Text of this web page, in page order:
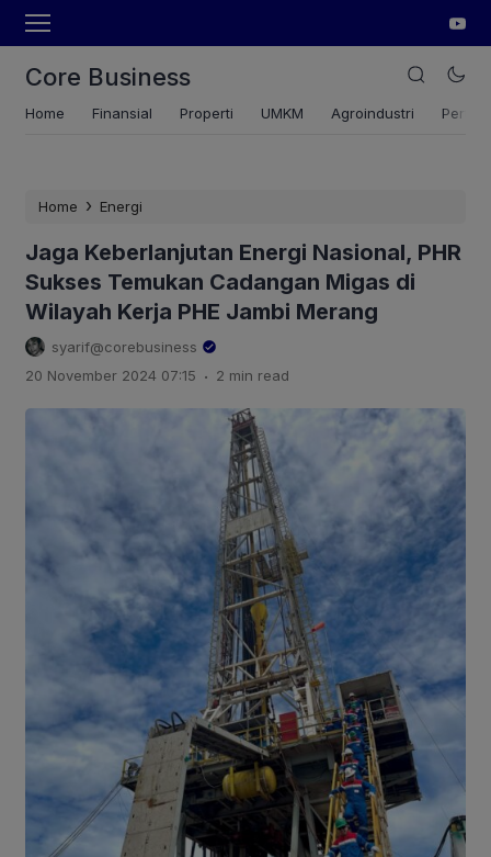
Core Business
Home Finansial Properti UMKM Agroindustri
Home › Energi
Jaga Keberlanjutan Energi Nasional, PHR
Sukses Temukan Cadangan Migas di
Wilayah Kerja PHE Jambi Merang
syarif@corebusiness
20 November 2024 07:15 . 2 min read